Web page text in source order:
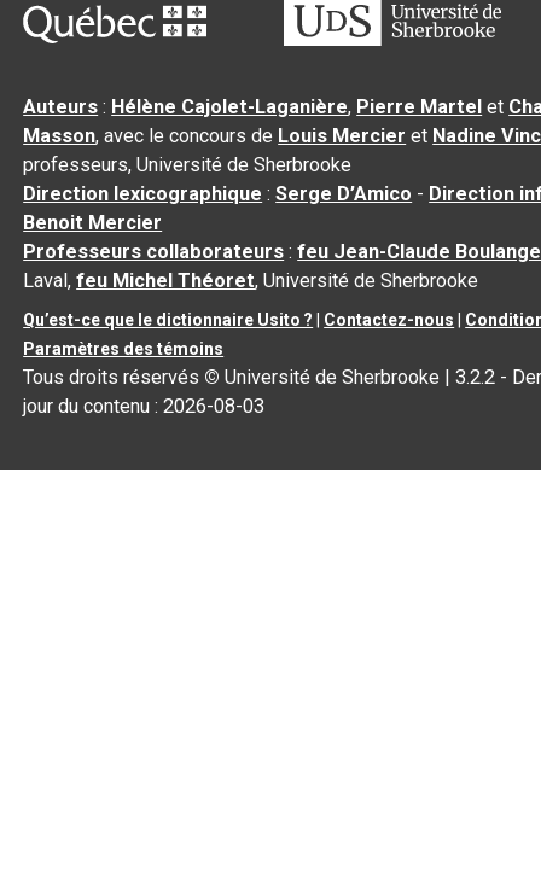
Auteurs : Hélène Cajolet-Laganière, Pierre Martel et
Masson, avec le concours de Louis Mercier et Nadine
professeurs, Université de Sherbrooke
Direction lexicographique :Serge D’Amico - Direction
Benoit Mercier
Professeurs collaborateurs :feu Jean-Claude
Laval,feu Michel Théoret, Université de Sherbrooke
Qu’est-ce que le dictionnaire Usito ? Contactez-nous
Paramètres des témoins
Tous droits réservés © Université de Sherbrooke |3.2.2 -
jour du contenu :2026-08-03